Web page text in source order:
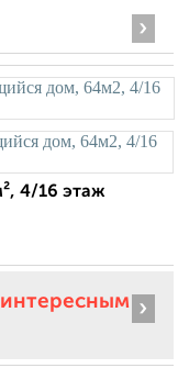
›
4/16 этаж
›